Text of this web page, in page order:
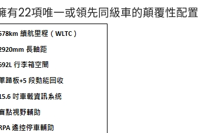
22項唯一或領先同級車的顛覆性配置